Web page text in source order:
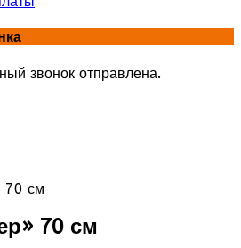
звонок отправлена.
70 см
70 см